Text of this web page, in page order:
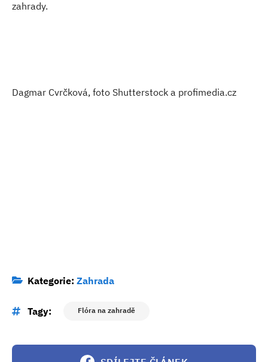
zahrady.
Dagmar Cvrčková, foto Shutterstock a profimedia.cz
Kategorie: Zahrada
Tagy: Flóra na zahradě